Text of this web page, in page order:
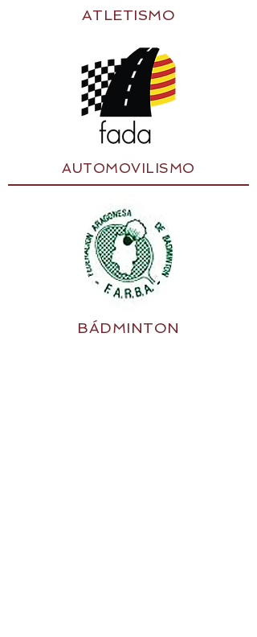
ATLETISMO
AUTOMOVILISMO
BÁDMINTON